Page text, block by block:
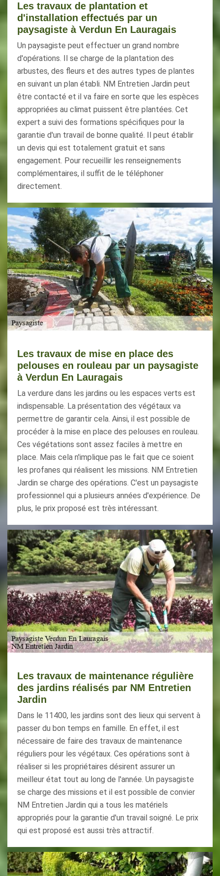
Les travaux de plantation et
d'installation effectués par un
paysagiste à Verdun En Lauragais
Un paysagiste peut effectuer un grand nombre
d'opérations. Il se charge de la plantation des
arbustes, des fleurs et des autres types de plantes
en suivant un plan établi. NM Entretien Jardin peut
être contacté et il va faire en sorte que les espèces
appropriées au climat puissent être plantées. Cet
expert a suivi des formations spécifiques pour la
garantie d'un travail de bonne qualité. Il peut établir
un devis qui est totalement gratuit et sans
engagement. Pour recueillir les renseignements
complémentaires, il suffit de le téléphoner
directement.
Les travaux de mise en place des
pelouses en rouleau par un paysagiste
à Verdun En Lauragais
La verdure dans les jardins ou les espaces verts est
indispensable. La présentation des végétaux va
permettre de garantir cela. Ainsi, il est possible de
procéder à la mise en place des pelouses en rouleau.
Ces végétations sont assez faciles à mettre en
place. Mais cela n'implique pas le fait que ce soient
les profanes qui réalisent les missions. NM Entretien
Jardin se charge des opérations. C'est un paysagiste
professionnel qui a plusieurs années d'expérience. De
plus, le prix proposé est très intéressant.
Les travaux de maintenance régulière
des jardins réalisés par NM Entretien
Jardin
Dans le 11400, les jardins sont des lieux qui servent à
passer du bon temps en famille. En effet, il est
nécessaire de faire des travaux de maintenance
réguliers pour les végétaux. Ces opérations sont à
réaliser si les propriétaires désirent assurer un
meilleur état tout au long de l'année. Un paysagiste
se charge des missions et il est possible de convier
NM Entretien Jardin qui a tous les matériels
appropriés pour la garantie d'un travail soigné. Le prix
qui est proposé est aussi très attractif.